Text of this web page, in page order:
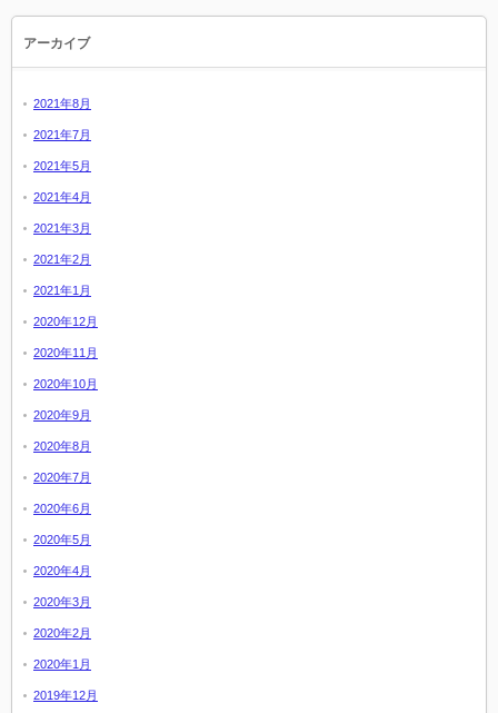
アーカイブ
2021年8月
2021年7月
2021年5月
2021年4月
2021年3月
2021年2月
2021年1月
2020年12月
2020年11月
2020年10月
2020年9月
2020年8月
2020年7月
2020年6月
2020年5月
2020年4月
2020年3月
2020年2月
2020年1月
2019年12月